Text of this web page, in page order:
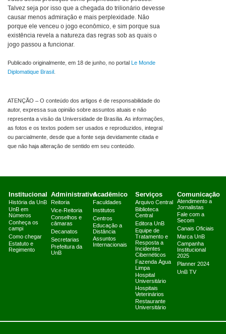
Talvez seja por isso que a chegada do trilionário devesse
causar menos admiração e mais perplexidade. Não
porque ele venceu o jogo econômico, e sim porque sua
existência revela a natureza das regras sob as quais o
jogo passou a funcionar.
Publicado originalmente, em 18 de junho, no portal Le Monde
Diplomatique Brasil .
ATENÇÃO – O conteúdo dos artigos é de responsabilidade do
autor, expressa sua opinião sobre assuntos atuais e não
representa a visão da Universidade de Brasília. As informações,
as fotos e os textos podem ser usados e reproduzidos, integral
ou parcialmente, desde que a fonte seja devidamente citada e
que não haja alteração de sentido em seu conteúdo.
Institucional
História da UnB
UnB em
Números
Conheça os
campi
Como chegar
Estatuto e
Regimento
Administrativo
Reitoria
Vice-Reitoria
Conselhos e
câmaras
Decanatos
Secretarias
Prefeitura da
UnB
Acadêmico
Faculdades
Institutos
Centros
Educação a
Distância
Assuntos
Internacionais
Serviços
Arquivo Central
Biblioteca
Central
Editora UnB
Equipe de
Tratamento e
Resposta a
Incidentes
Cibernéticos
Fazenda Água
Limpa
Hospital
Universitário
Hospitais
Veterinários
Restaurante
Universitário
Comunicação
Atendimento a
Jornalistas
Fale com a
Secom
Canais Oficiais
Marca UnB
Campanha
Institucional
2025
Planner 2024
UnB TV